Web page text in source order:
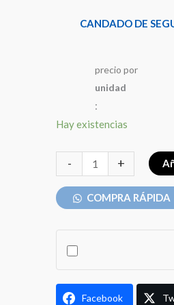
CANDADO DE
precio por
unidad
:
Hay existencias
-
CANDADO
SEGURIDAD
U-
LOCK
QB-
104
180X320MM
cantidad
+
COMPRA RÁPIDA
Facebook